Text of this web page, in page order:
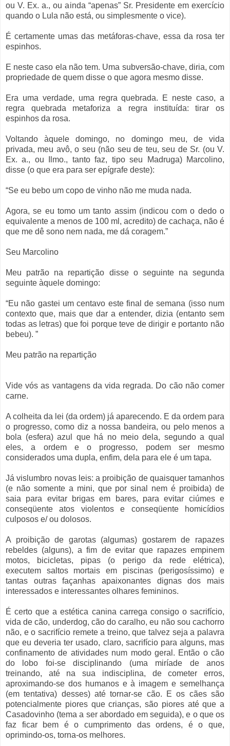
ou V. Ex. a., ou ainda “apenas” Sr. Presidente em exercício
quando o Lula não está, ou simplesmente o vice).
É certamente umas das metáforas-chave, essa da rosa ter
espinhos.
E neste caso ela não tem. Uma subversão-chave, diria, com
propriedade de quem disse o que agora mesmo disse.
Era uma verdade, uma regra quebrada. E neste caso, a
regra quebrada metaforiza a regra instituída: tirar os
espinhos da rosa.
Voltando àquele domingo, no domingo meu, de vida
privada, meu avô, o seu (não seu de teu, seu de Sr. (ou V.
Ex. a., ou Ilmo., tanto faz, tipo seu Madruga) Marcolino,
disse (o que era para ser epígrafe deste):
“Se eu bebo um copo de vinho não me muda nada.
Agora, se eu tomo um tanto assim (indicou com o dedo o
equivalente a menos de 100 ml, acredito) de cachaça, não é
que me dê sono nem nada, me dá coragem.”
Seu Marcolino
Meu patrão na repartição disse o seguinte na segunda
seguinte àquele domingo:
“Eu não gastei um centavo este final de semana (isso num
contexto que, mais que dar a entender, dizia (entanto sem
todas as letras) que foi porque teve de dirigir e portanto não
bebeu). ”
Meu patrão na repartição
Vide vós as vantagens da vida regrada. Do cão não comer
carne.
A colheita da lei (da ordem) já aparecendo. E da ordem para
o progresso, como diz a nossa bandeira, ou pelo menos a
bola (esfera) azul que há no meio dela, segundo a qual
eles, a ordem e o progresso, podem ser mesmo
considerados uma dupla, enfim, dela para ele é um tapa.
Já vislumbro novas leis: a proibição de quaisquer tamanhos
(e não somente a mini, que por sinal nem é proibida) de
saia para evitar brigas em bares, para evitar ciúmes e
conseqüente atos violentos e conseqüente homicídios
culposos e/ ou dolosos.
A proibição de garotas (algumas) gostarem de rapazes
rebeldes (alguns), a fim de evitar que rapazes empinem
motos, bicicletas, pipas (o perigo da rede elétrica),
executem saltos mortais em piscinas (perigosíssimo) e
tantas outras façanhas apaixonantes dignas dos mais
interessados e interessantes olhares femininos.
É certo que a estética canina carrega consigo o sacrifício,
vida de cão, underdog, cão do caralho, eu não sou cachorro
não, e o sacrifício remete a treino, que talvez seja a palavra
que eu deveria ter usado, claro, sacrifício para alguns, mas
confinamento de atividades num modo geral. Então o cão
do lobo foi-se disciplinando (uma miríade de anos
treinando, até na sua indisciplina, de cometer erros,
aproximando-se dos humanos e à imagem e semelhança
(em tentativa) desses) até tornar-se cão. E os cães são
potencialmente piores que crianças, são piores até que a
Casadovinho (tema a ser abordado em seguida), e o que os
faz ficar bem é o cumprimento das ordens, é o que,
oprimindo-os, torna-os melhores.